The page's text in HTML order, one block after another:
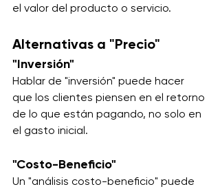
el valor del producto o servicio.
Alternativas a "Precio"
"Inversión"
Hablar de "inversión" puede hacer
que los clientes piensen en el retorno
de lo que están pagando, no solo en
el gasto inicial.
"Costo-Beneficio"
Un "análisis costo-beneficio" puede